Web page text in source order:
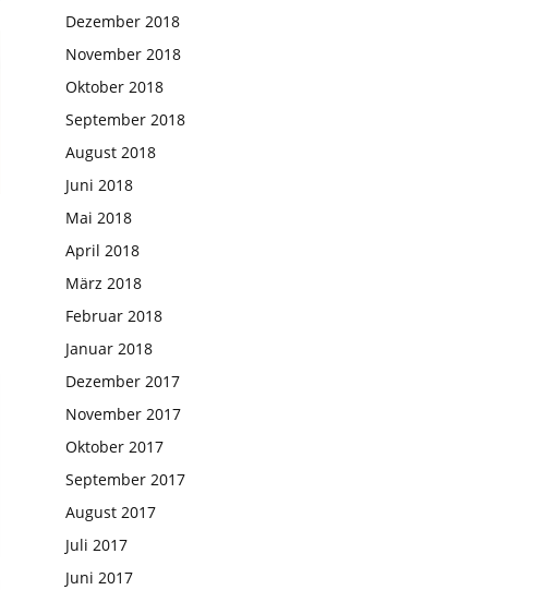
Dezember 2018
November 2018
Oktober 2018
September 2018
August 2018
Juni 2018
Mai 2018
April 2018
März 2018
Februar 2018
Januar 2018
Dezember 2017
November 2017
Oktober 2017
September 2017
August 2017
Juli 2017
Juni 2017